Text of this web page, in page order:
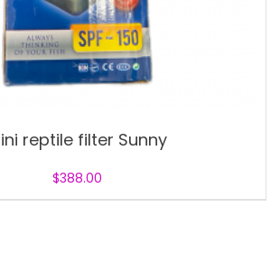
reptile filter Sunny
$388.00